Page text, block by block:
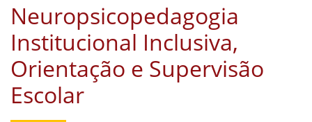
Neuropsicopedagogia
Institucional Inclusiva,
Orientação e Supervisão
Escolar